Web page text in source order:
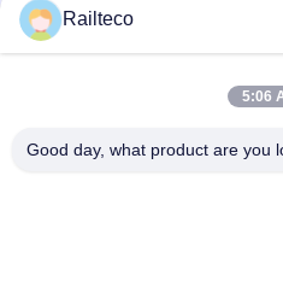
Railteco
5:06
Good day, what product are you